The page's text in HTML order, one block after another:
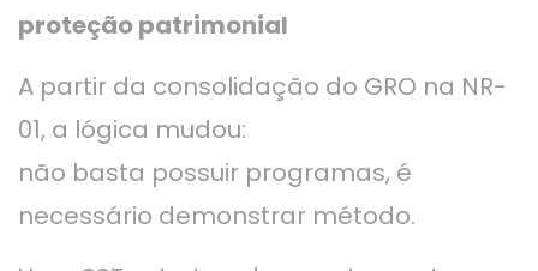
proteção patrimonial
A partir da consolidação do GRO na NR-
01, a lógica mudou:
não basta possuir programas, é
necessário demonstrar método.